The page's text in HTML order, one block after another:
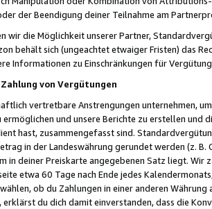
der Beendigung deiner Teilnahme am
wir die Möglichkeit unserer Partner,
behält sich (ungeachtet etwaiger Fristen) das
Informationen zu Einschränkungen für
von Vergütungen
vertretbare Anstrengungen unternehmen,
und unsere Berichte zu erstellen und
hast, zusammengefasst sind.
in der Landeswährung gerundet werden (z.
in deiner Preiskarte angegebenen Satz liegt.
etwa 60 Tage nach Ende jedes
ob du Zahlungen in einer anderen
du dich damit einverstanden, dass die